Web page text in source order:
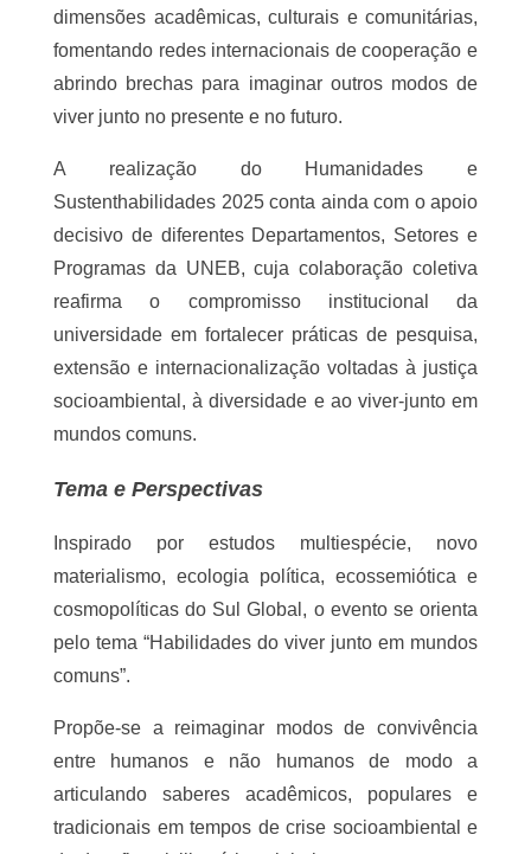
Diversidades (22 a 25 de outubro de
2025), dedicado às pluralidades culturais e
políticas decoloniais. Também aberto ao
público externo, amplia a participação em
XVI Jornada de Pesquisa e Extensão –
JOINPE (20 a 25 de outubro de 2025),
consolidada como espaço de troca entre
universidade e comunidades parceiras.
Ressalta-se que, nos dias 23 e 24 de
outubro, a programação será direcionada a
atividades internas da UNEB, não estando
aberta ao público externo.
em especial, o DCH-I, transformam-se em palco